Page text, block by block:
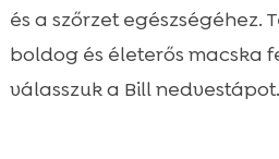
és a szőrzet egészségéhez.
boldog és életerős macska
válasszuk a Bill nedvestápot.